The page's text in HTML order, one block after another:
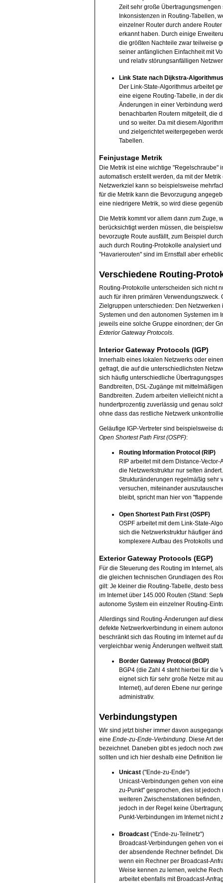
Zeit sehr große
Inkonsistenzen in Routing-Tabellen,
einzelner Router durch andere
erkannt haben. Durch einige
die größten Nachteile zwar teilweise
seiner anfänglichen Einfachheit mit
und relativ störungsanfälligen
Link State nach Dijkstra-Algorithmus
Der Link-State-Algorithmus arbeitet
eine eigene Routing-Tabelle, in der
Änderungen in einer Verbindung
benachbarten Routern mitgeteilt, die
und so weiter. Da mit diesem
und zielgerichtet weitergegeben
Tabellen.
Feinjustage Metrik
Die Metrik ist eine wichtige
automatisch erstellt werden, da mit der
Netzwerkziel kann so beispielsweise
für die Metrik kann die Bevorzugung
eine niedrigere Metrik, so wird diese
Die Metrik kommt vor allem dann zum Zuge,
berücksichtigt werden müssen, die
bevorzugte Route ausfällt, zum Beispiel
auch durch Routing-Protokolle analysiert
"Havarierouten" sind im Ernstfall aber
Verschiedene Routing-
Routing-Protokolle unterscheiden sich nicht
auch für ihren primären
Zielgruppen unterschieden: Den
Systemen und den autonomen Systemen im
jeweils eine solche Gruppe einordnen; der
Exterior Gateway Protocols.
Interior Gateway Protocols (IGP)
Innerhalb eines lokalen Netzwerks oder
gefragt, die auf die unterschiedlichsten
sich häufig unterschiedliche
Bandbreiten, DSL-Zugänge mit
Bandbreiten. Zudem arbeiten vielleicht nicht
hundertprozentig zuverlässig und genau
ohne dass das restliche Netzwerk
Geläufige IGP-Vertreter sind beispielsweise
Open Shortest Path First (OSPF):
Routing Information Protocol (RIP)
RIP arbeitet mit dem Distance-
die Netzwerkstruktur nur selten
Strukturänderungen regelmäßig sehr
versuchen, miteinander
bleibt, spricht man hier von
Open Shortest Path First (OSPF)
OSPF arbeitet mit dem Link-State-
sich die Netzwerkstruktur häufiger
komplexere Aufbau des Protokolls
Exterior Gateway Protocols (EGP)
Für die Steuerung des Routing im Internet,
die gleichen technischen Grundlagen des
gilt: Je kleiner die Routing-Tabelle, desto
im Internet über 145.000 Routen (Stand:
autonome System ein einzelner Routing-
Allerdings sind Routing-Änderungen auf
defekte Netzwerkverbindung in einem
beschränkt sich das Routing im Internet auf
vergleichbar wenig Änderungen weltweit statt.
Border Gateway Protocol (BGP)
BGP4 (die Zahl 4 steht hierbei für die
eignet sich für sehr große Netze mit
Internet), auf deren Ebene nur
administrativ.
Verbindungstypen
Wir sind jetzt bisher immer davon
eine Ende-zu-Ende-Verbindung. Diese Art
bezeichnet. Daneben gibt es jedoch noch
sollten und ich hier deshalb eine Definition
Unicast("Ende-zu-Ende")
Unicast-Verbindungen gehen von
zu-Punkt" gesprochen, dies ist
weiteren Zwischenstationen
jedoch in der Regel keine
Punkt-Verbindungen im Internet nicht
Broadcast("Ende-zu-Teilnetz")
Broadcast-Verbindungen gehen von
der absendende Rechner befindet.
wenn ein Rechner per Broadcast-
Weise kennen zu lernen, welche
arbeitet ebenfalls mit Broadcast-